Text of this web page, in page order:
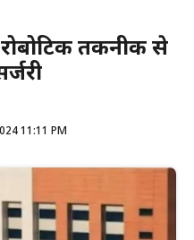
रोबोटिक तकनीक से
11:11 PM